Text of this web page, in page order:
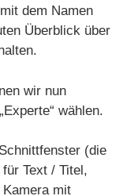
dem Namen
Überblick über
wir nun
wählen.
(die
Text / Titel,
mit